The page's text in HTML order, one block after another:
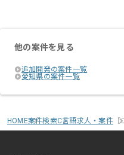
他の案件を見る
追加開発の案件一覧
愛知県の案件一覧
HOME案件検索C言語求人・案件【